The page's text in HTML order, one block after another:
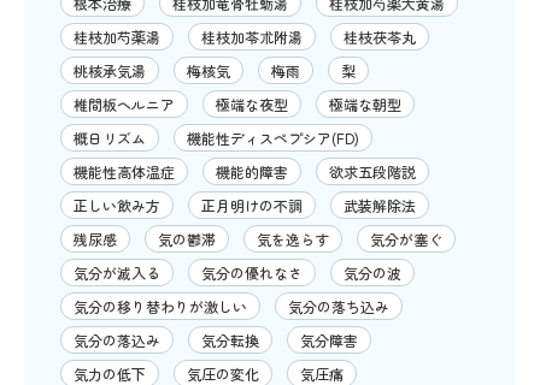
桂枝加芍薬湯
桂枝加苓朮附湯
桂枝茯苓丸
桃核承気湯
梅核気 梅雨
梨
椎間板ヘルニア
極端な夜型
極端な朝型
概日リズム
機能性ディスペプシア(FD)
機能性高体温症
機能的障害
欲求五段階説
正しい飲み方
正月明けの不調
武装解除法
残尿感
気の鬱滞 気を逸らす
気分が塞ぐ
気分が滅入る
気分の優れなさ
気分の波
気分の移り替わりが激しい
気分の落ち込み
気分の落込み
気分転換
気分障害
気力の低下
気圧の変化
気圧痛